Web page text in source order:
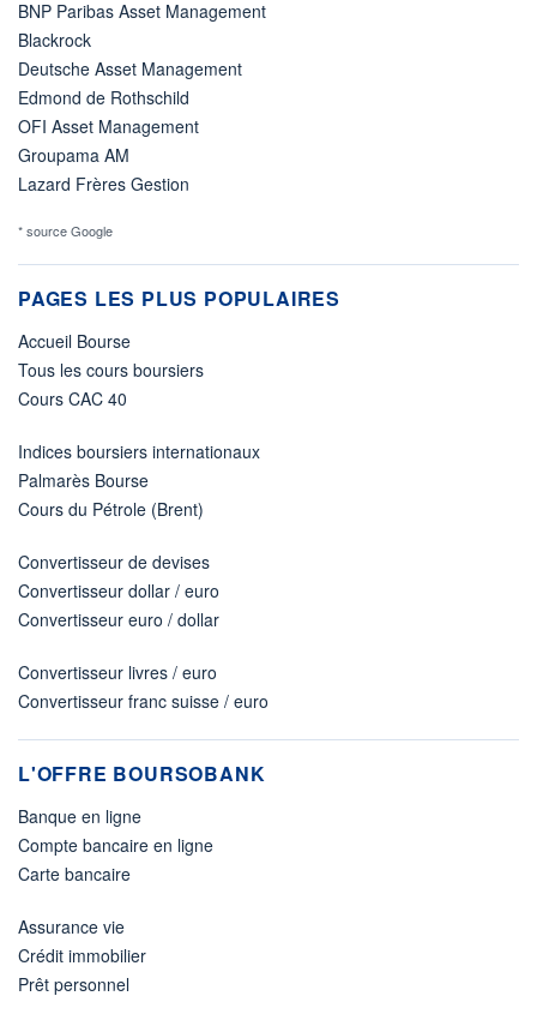
BNP Paribas Asset Management
Blackrock
Deutsche Asset Management
Edmond de Rothschild
OFI Asset Management
Groupama AM
Lazard Frères Gestion
* source Google
PAGES LES PLUS POPULAIRES
Accueil Bourse
Tous les cours boursiers
Cours CAC 40
Indices boursiers internationaux
Palmarès Bourse
Cours du Pétrole (Brent)
Convertisseur de devises
Convertisseur dollar / euro
Convertisseur euro / dollar
Convertisseur livres / euro
Convertisseur franc suisse / euro
L'OFFRE BOURSOBANK
Banque en ligne
Compte bancaire en ligne
Carte bancaire
Assurance vie
Crédit immobilier
Prêt personnel